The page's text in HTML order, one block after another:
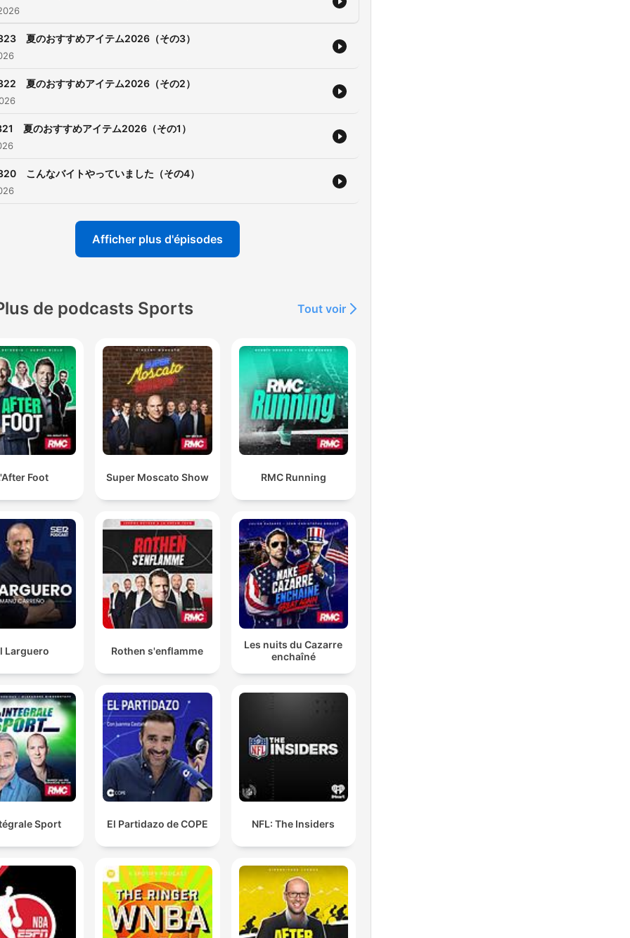
夏のおすすめアイテム2026（その3）
夏のおすすめアイテム2026（その2）
夏のおすすめアイテム2026（その1）
こんなバイトやっていました（その4）
Afficher plus d'épisodes
de podcasts Sports Tout voir
Foot Super Moscato Show RMC Running
Larguero Rothen s'enflamme
Les nuits du Cazarre
enchaîné
Sport El Partidazo de COPE NFL: The Insiders